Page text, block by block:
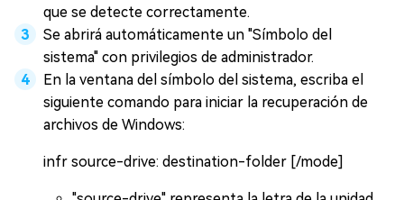
que se detecte correctamente.
Se abrirá automáticamente un "Símbolo del
sistema" con privilegios de administrador.
En la ventana del símbolo del sistema, escriba el
siguiente comando para iniciar la recuperación de
archivos de Windows:
infr source-drive: destination-folder [/mode]